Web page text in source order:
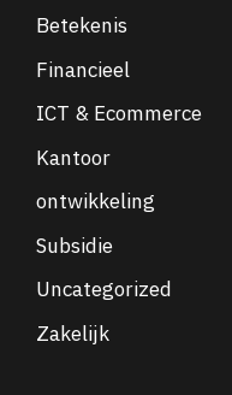
Betekenis
Financieel
ICT & Ecommerce
Kantoor
ontwikkeling
Subsidie
Uncategorized
Zakelijk